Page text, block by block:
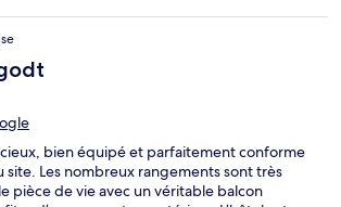
bien équipé et parfaitement conforme
site. Les nombreux rangements sont très
pièce de vie avec un véritable balcon